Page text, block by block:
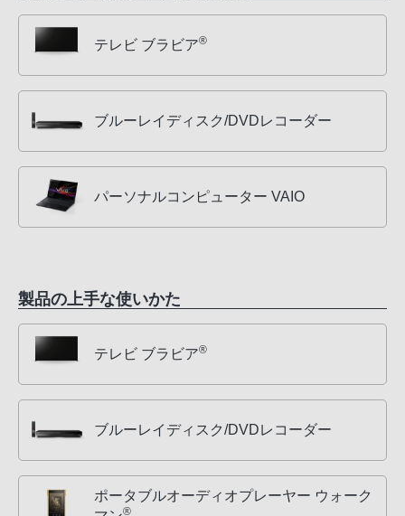
テレビ ブラビア®
ブルーレイディスク/DVDレコーダー
パーソナルコンピューター VAIO
製品の上手な使いかた
テレビ ブラビア®
ブルーレイディスク/DVDレコーダー
ポータブルオーディオプレーヤー ウォーク
®